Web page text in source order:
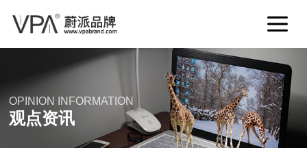
OPINION INFORMATION
观点资讯